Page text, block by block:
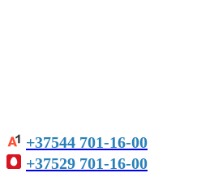
+37544 701-16-00
+37529 701-16-00